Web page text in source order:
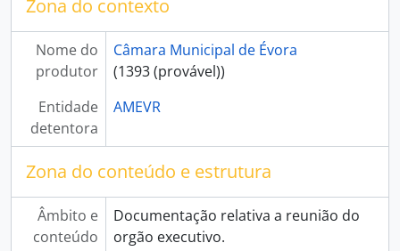
[Documento composto] Ata da reunião extraordinária nº 24/42 da Câmara Municipal de Évora
[Documento composto] Ata da reunião extraordinária nº 25/42 da Câmara Municipal de Évora
[Documento composto] Ata da reunião extraordinária nº 26/42 da Câmara Municipal de Évora
[Documento composto] Ata da reunião extraordinária nº 29/42 da Câmara Municipal de Évora
[Documento composto] Ata da reunião extraordinária nº 30/42 da Câmara Municipal de Évora
[Documento composto] Ata da reunião extraordinária nº 31/42 da Câmara Municipal de Évora
[Documento composto] Ata da reunião extraordinária nº 32/42 da Câmara Municipal de Évora
[Documento composto] Ata da reunião extraordinária nº 33/42 da Câmara Municipal de Évora
Zona do contexto
Nome do
produtor
Câmara Municipal de Évora
(1393 (provável))
Entidade
detentora
AMEVR
Zona do conteúdo e estrutura
Âmbito e
conteúdo
Documentação relativa a reunião do
orgão executivo.